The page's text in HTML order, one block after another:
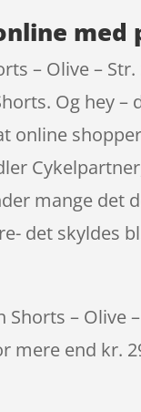
med
– Olive –
Og hey
mange
det skyldes
Shorts –
mere end kr.